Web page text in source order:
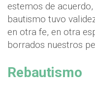
estemos de
bautismo tuvo
en otra fe, en otra
borrados nuestros
Rebautismo